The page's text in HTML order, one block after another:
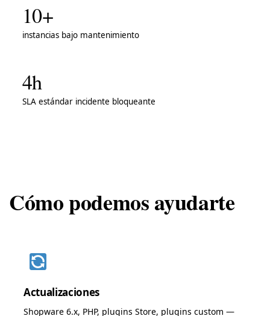
10+
instancias bajo mantenimiento
4h
SLA estándar incidente bloqueante
Cómo podemos ayudarte
Actualizaciones
Shopware 6.x, PHP, plugins Store, plugins custom —